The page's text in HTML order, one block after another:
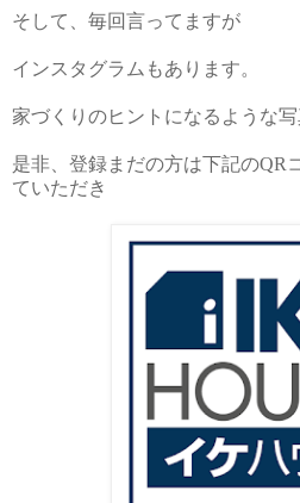
そして、毎回言ってますが
インスタグラムもあります。
家づくりのヒントになるような写
是非、登録まだの方は下記のQR
ていただき